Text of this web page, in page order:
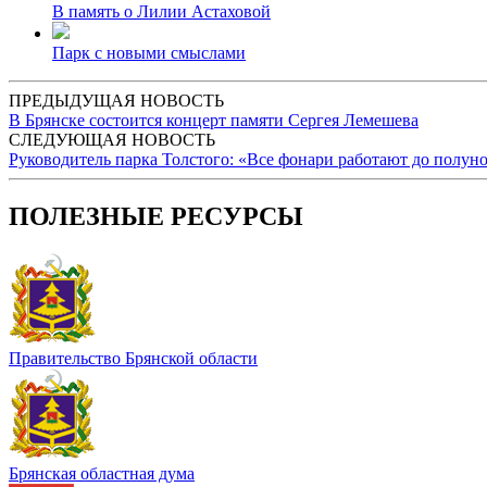
В память о Лилии Астаховой
Парк с новыми смыслами
ПРЕДЫДУЩАЯ НОВОСТЬ
В Брянске состоится концерт памяти Сергея Лемешева
СЛЕДУЮЩАЯ НОВОСТЬ
Руководитель парка Толстого: «Все фонари работают до
ПОЛЕЗНЫЕ РЕСУРСЫ
Правительство Брянской области
Брянская областная дума